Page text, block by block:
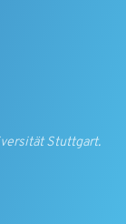
Stuttgart.